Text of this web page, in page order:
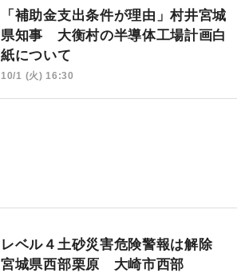
「補助金支出条件が理由」村井宮城
県知事 大衡村の半導体工場計画白
紙について
10/1 (火) 16:30
レベル４土砂災害危険警報は解除
宮城県西部栗原 大崎市西部